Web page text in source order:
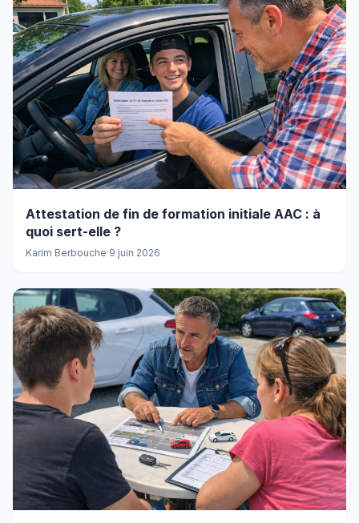
Attestation de fin de formation initiale AAC : à
quoi sert-elle ?
Karim Berbouche·9 juin 2026